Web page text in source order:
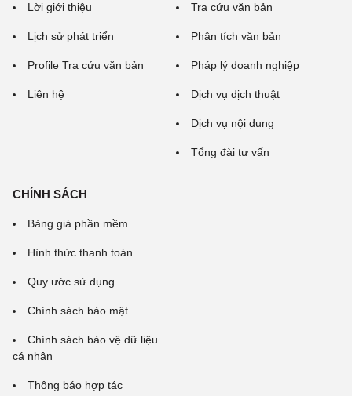
Lời giới thiệu
Lịch sử phát triển
Profile Tra cứu văn bản
Liên hệ
Tra cứu văn bản
Phân tích văn bản
Pháp lý doanh nghiệp
Dịch vụ dịch thuật
Dịch vụ nội dung
Tổng đài tư vấn
CHÍNH SÁCH
Bảng giá phần mềm
Hình thức thanh toán
Quy ước sử dụng
Chính sách bảo mật
Chính sách bảo vệ dữ liệu
cá nhân
Thông báo hợp tác